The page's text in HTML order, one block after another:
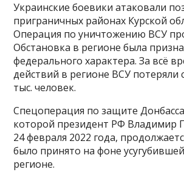
Украинские боевики атаковали
приграничных районах Курской
Операция по уничтожению ВСУ
Обстановка в регионе была
федерального характера. За всё
действий в регионе ВСУ потеряли
тыс. человек.
Спецоперация по защите
которой президент РФ Владимир
24 февраля 2022 года,
было принято на фоне
регионе.